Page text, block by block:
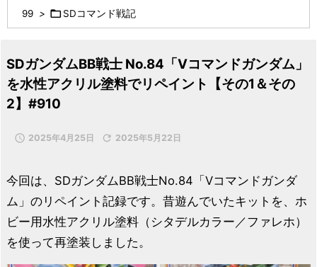
99 > SDコマンド戦記
SDガンダムBB戦士 No.84「Vコマンドガンダム」
を水性アクリル塗料でリペイント【その1＆その
2】#910
 2025年4月25日  2025年5月22日
今回は、SDガンダムBB戦士No.84「Vコマンドガンダ
ム」のリペイント記録です。昔遊んでいたキットを、ホ
ビー用水性アクリル塗料（シタデルカラー／ファレホ）
を使って再塗装しました。